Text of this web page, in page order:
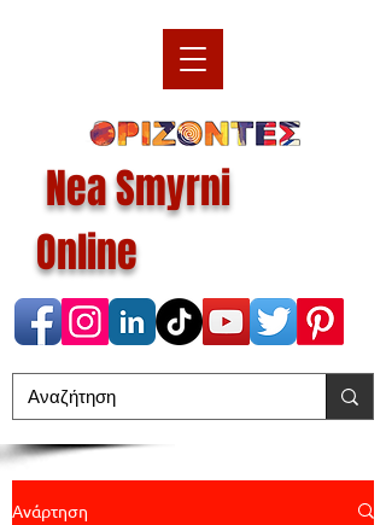
Nea Smyrni
Online
Ανάρτηση